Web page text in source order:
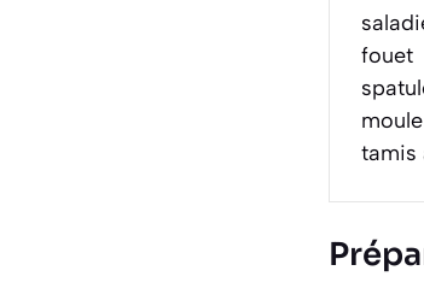
fouet
tamis